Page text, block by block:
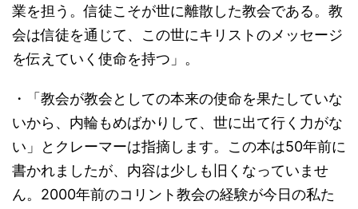
業を担う。信徒こそが世に離散した教会である。教
会は信徒を通じて、この世にキリストのメッセージ
を伝えていく使命を持つ」。
・「教会が教会としての本来の使命を果たしていな
いから、内輪もめばかりして、世に出て行く力がな
い」とクレーマーは指摘します。この本は50年前に
書かれましたが、内容は少しも旧くなっていませ
ん。2000年前のコリント教会の経験が今日の私た